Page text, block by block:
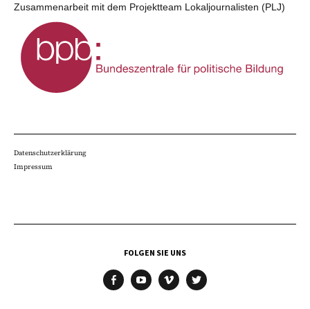
Zusammenarbeit mit dem Projektteam Lokaljournalisten (PLJ)
Datenschutzerklärung
Impressum
FOLGEN SIE UNS